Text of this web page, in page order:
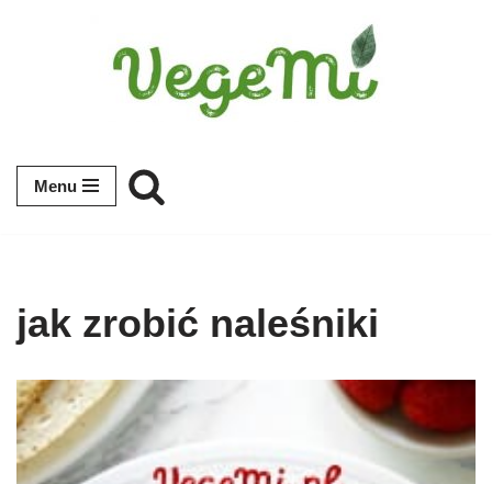
Menu
jak zrobić naleśniki